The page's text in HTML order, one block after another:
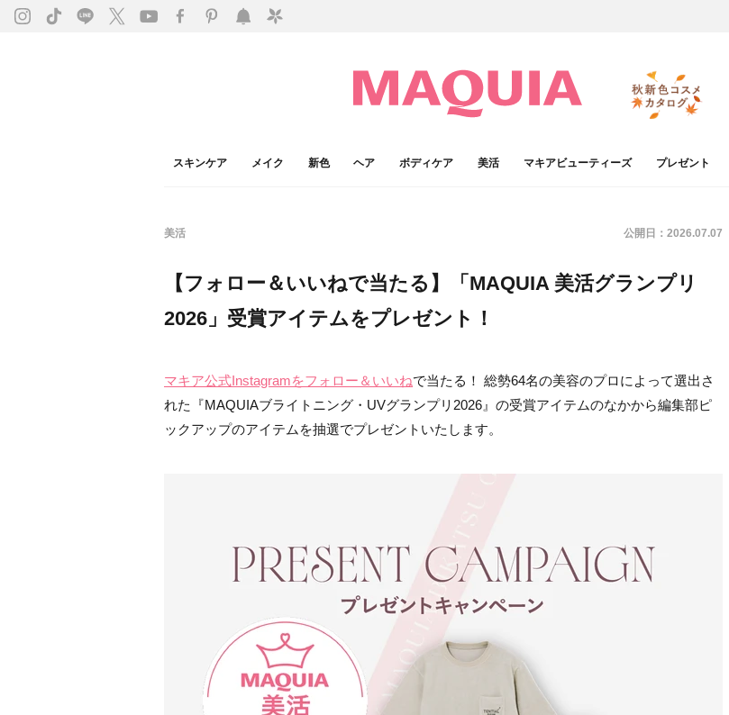
スキンケア メイク 新色 ヘア ボディケア 美活 マキアビューティーズ プレゼント
美活 公開日： 2026.07.07
【フォロー＆いいねで当たる】「MAQUIA 美活グランプリ
2026」受賞アイテムをプレゼント！
マキア公式Instagramをフォロー＆いいねで当たる！ 総勢64名の美容のプロによって選出さ
れた『MAQUIAブライトニング・UVグランプリ2026』の受賞アイテムのなかから編集部ピ
ックアップのアイテムを抽選でプレゼントいたします。